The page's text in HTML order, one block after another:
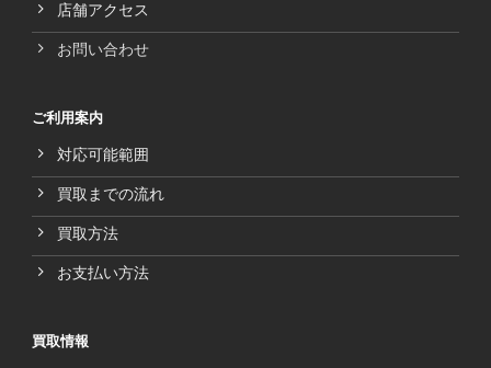
店舗アクセス
お問い合わせ
ご利用案内
対応可能範囲
買取までの流れ
買取方法
お支払い方法
買取情報